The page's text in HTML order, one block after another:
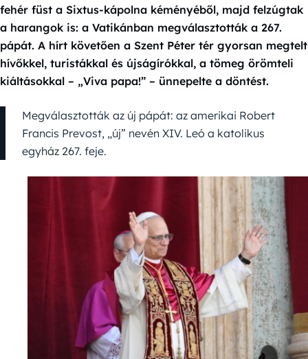
fehér füst a Sixtus-kápolna kéményéből, majd felzúgtak
a harangok is: a Vatikánban megválasztották a 267.
pápát. A hírt követően a Szent Péter tér gyorsan megtelt
hívőkkel, turistákkal és újságírókkal, a tömeg örömteli
kiáltásokkal – „Viva papa!” – ünnepelte a döntést.
Megválasztották az új pápát: az amerikai Robert
Francis Prevost, „új” nevén XIV. Leó a katolikus
egyház 267. feje.